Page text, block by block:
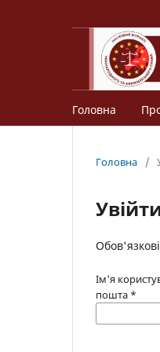
Головна
Головна /
Ім'я
пошта *